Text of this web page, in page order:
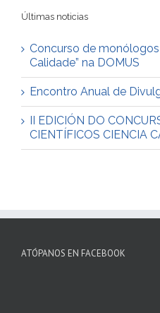
Últimas noticias
Concurso de monólogos
Calidade” na DOMUS
Encontro Anual de
II EDICIÓN DO
CIENTÍFICOS CIENCIA
ATÓPANOS EN FACEBOOK